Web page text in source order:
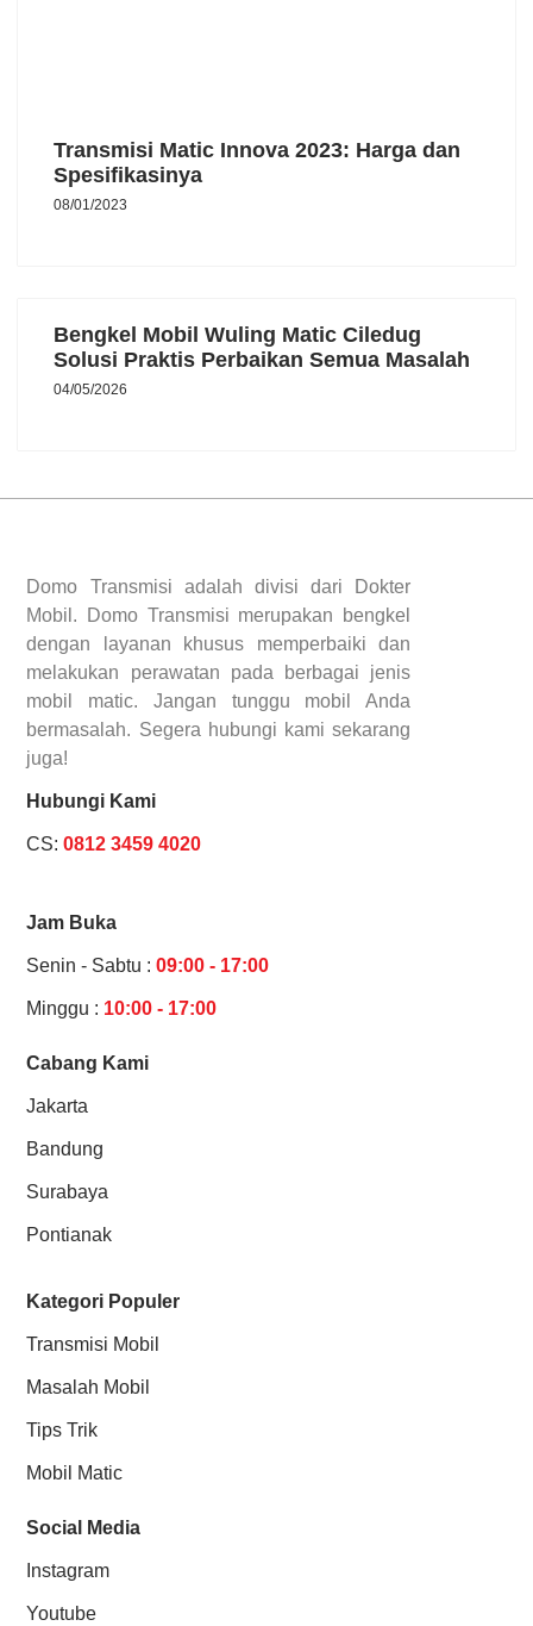
Transmisi Matic Innova 2023: Harga dan
Spesifikasinya
08/01/2023
Bengkel Mobil Wuling Matic Ciledug
Solusi Praktis Perbaikan Semua Masalah
04/05/2026
Domo Transmisi adalah divisi dari Dokter
Mobil. Domo Transmisi merupakan bengkel
dengan layanan khusus memperbaiki dan
melakukan perawatan pada berbagai jenis
mobil matic. Jangan tunggu mobil Anda
bermasalah. Segera hubungi kami sekarang
juga!
Hubungi Kami
CS:0812 3459 4020
Jam Buka
Senin - Sabtu :09:00 - 17:00
Minggu : 10:00 - 17:00
Cabang Kami
Jakarta
Bandung
Surabaya
Pontianak
Kategori Populer
Transmisi Mobil
Masalah Mobil
Tips Trik
Mobil Matic
Social Media
Instagram
Youtube